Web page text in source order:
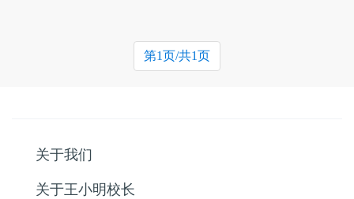
第1页/共1页
关于我们
关于王小明校长